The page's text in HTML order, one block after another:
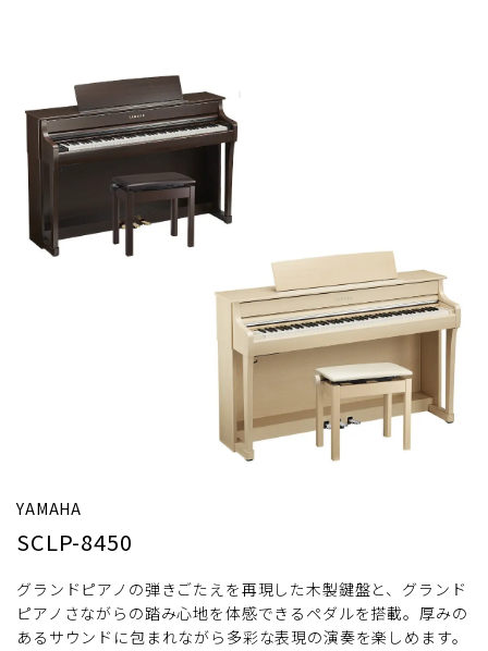
YAMAHA
SCLP-8450
グランドピアノの弾きごたえを再現した木製鍵盤と、グランド
ピアノさながらの踏み心地を体感できるペダルを搭載。厚みの
あるサウンドに包まれながら多彩な表現の演奏を楽しめます。